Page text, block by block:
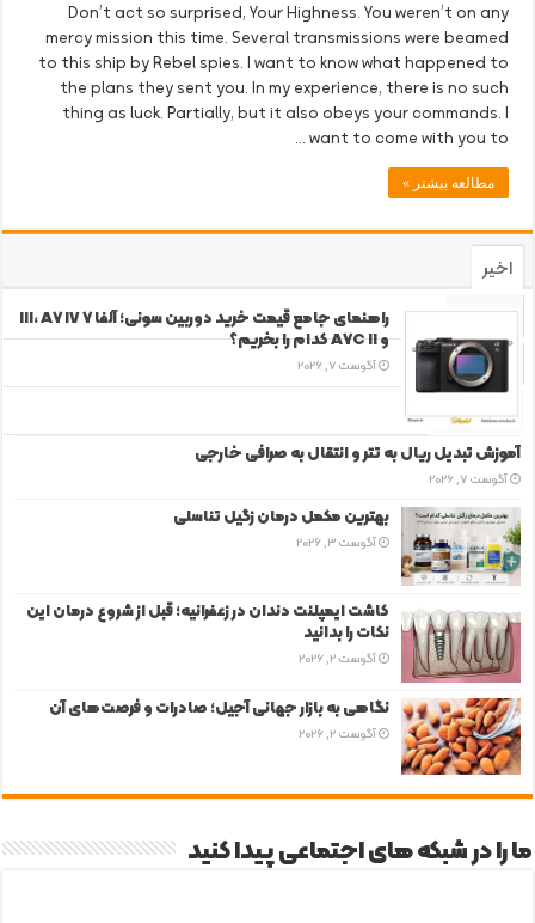
Don’t act so surprised, Your Highness. You weren’t on any
mercy mission this time. Several transmissions were beamed
to this ship by Rebel spies. I want to know what happened to
the plans they sent you. In my experience, there is no such
thing as luck. Partially, but it also obeys your commands. I
want to come with you to …
مطالعه بیشتر »
اخیر
محبوب
دیدگاه‌ها
برچسب‌ها
راهنمای جامع قیمت خرید دوربین سونی؛ آلفا 7 III، A7 IV
و A7C II کدام را بخریم؟
آگوست 7, 2026
آموزش تبدیل ریال به تتر و انتقال به صرافی خارجی
آگوست 7, 2026
بهترین مکمل درمان زگیل تناسلی
آگوست 3, 2026
کاشت ایمپلنت دندان در زعفرانیه؛ قبل از شروع درمان این
نکات را بدانید
آگوست 2, 2026
نگاهی به بازار جهانی آجیل؛ صادرات و فرصت‌های آن
آگوست 2, 2026
ما را در شبکه های اجتماعی پیدا کنید